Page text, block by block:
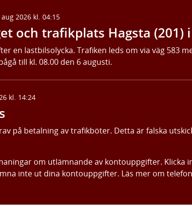
aug 2026 kl. 04:15
och trafikplats Hagsta (201)
en lastbilsolycka. Trafiken leds om via väg 583
till kl. 08.00 den 6 augusti.
kl. 14:24
på betalning av trafikböter. Detta är falska
om utlämnande av kontouppgifter. Klicka
inte ut dina kontouppgifter. Läs mer om